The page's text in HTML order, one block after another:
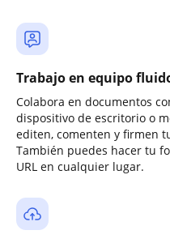
Trabajo en equipo
Colabora en documentos
dispositivo de escritorio o
editen, comenten y firmen
También puedes hacer tu
URL en cualquier lugar.